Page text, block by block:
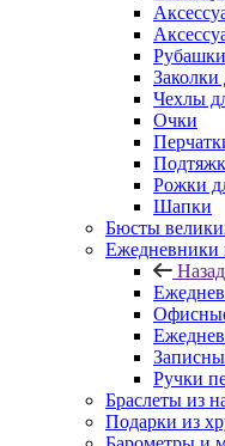
Рубашки
Заколки
Чехлы
Очки
Рожки
Шапки
Бюсты
Ежедневники
Назад
Ручки
Браслеты из
Подарки из